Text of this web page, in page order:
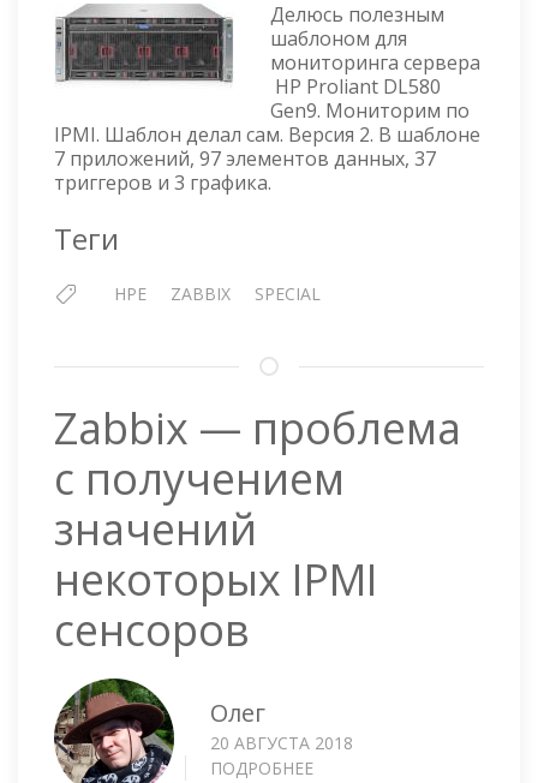
ДЛЯ
МОНИТОРИНГА
СЕРВЕРА
HP
PROLIANT
DL580
GEN9
Делюсь полезным
шаблоном для
мониторинга сервера
HP Proliant DL580
Gen9. Мониторим по
IPMI. Шаблон делал сам. Версия 2. В шаблоне
7 приложений, 97 элементов данных, 37
триггеров и 3 графика.
Теги
HPE ZABBIX SPECIAL
Zabbix — проблема
с получением
значений
некоторых IPMI
сенсоров
Олег
20 АВГУСТА 2018
ПОДРОБНЕЕ